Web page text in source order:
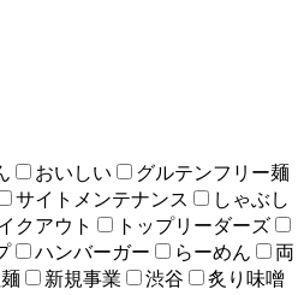
おいしい
グルテンフリー麺
サイトメンテナンス
しゃぶし
クアウト
トップリーダーズ
ハンバーガー らーめん
両
新規事業 渋谷
炙り味噌